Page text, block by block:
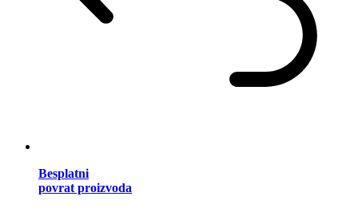
Besplatni
povrat proizvoda